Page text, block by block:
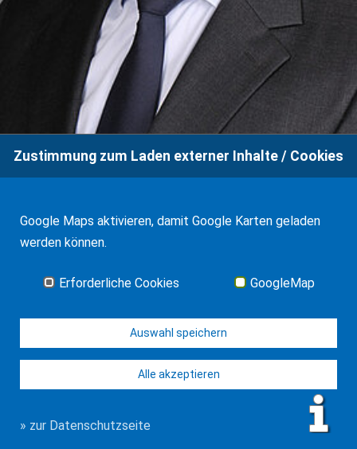
Jan-Hendrik Frank
Auf Wunsch beraten wir auch telefonisch oder über
Zoom-Seite.
Erbrecht-Aktuell
Zustimmung zum Laden externer Inhalte / Cookies
Google Maps aktivieren, damit Google Karten geladen
werden können.
Erforderliche Cookies GoogleMap
Auswahl speichern
Alle akzeptieren
» zur Datenschutzseite